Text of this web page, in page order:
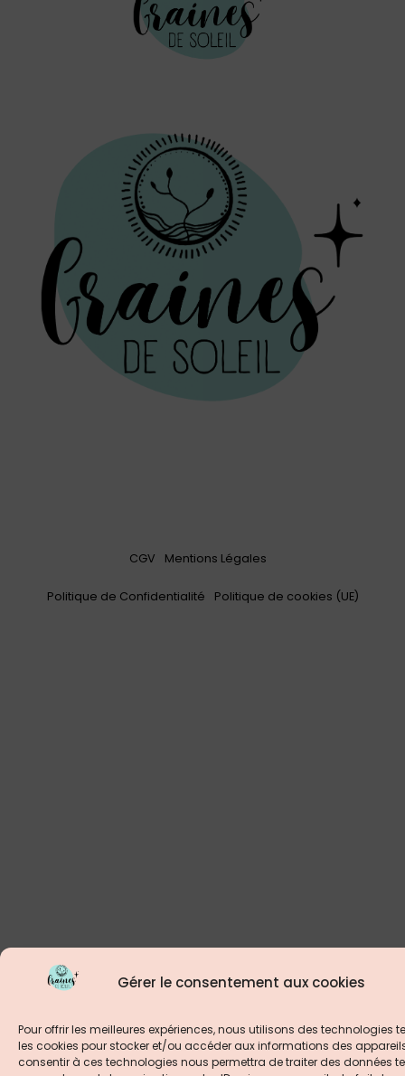
Gérer le consentement aux cookies
Pour offrir les meilleures expériences, nous utilisons des technologies
les cookies pour stocker et/ou accéder aux informations des
consentir à ces technologies nous permettra de traiter des données
CGV Mentions Légales
Politique de Confidentialité Politique de cookies (UE)